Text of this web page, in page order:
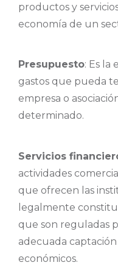
productos y
economía de un
Presupuesto: Es la
gastos que pueda
empresa o
determinado.
Servicios
actividades
que ofrecen las
legalmente
que son reguladas
adecuada
económicos.